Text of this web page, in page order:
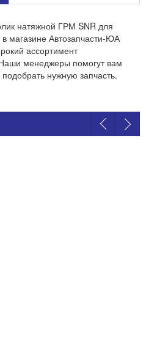
натяжной ГРМ SNR для
магазине Автозапчасти-ЮА
ассортимент
менеджеры помогут вам
нужную запчасть.